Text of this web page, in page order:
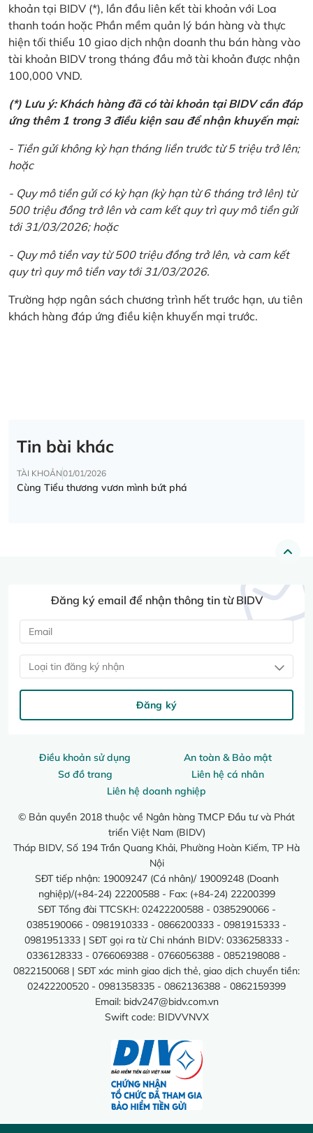
khoản tại BIDV (*), lần đầu liên kết tài khoản với Loa
thanh toán hoặc Phần mềm quản lý bán hàng và thực
hiện tối thiểu 10 giao dịch nhận doanh thu bán hàng vào
tài khoản BIDV trong tháng đầu mở tài khoản được nhận
100,000 VND.
(*) Lưu ý: Khách hàng đã có tài khoản tại BIDV cần đáp
ứng thêm 1 trong 3 điều kiện sau để nhận khuyến mại:
- Tiền gửi không kỳ hạn tháng liền trước từ 5 triệu trở lên;
hoặc
- Quy mô tiền gửi có kỳ hạn (kỳ hạn từ 6 tháng trở lên) từ
500 triệu đồng trở lên và cam kết quy trì quy mô tiền gửi
tới 31/03/2026; hoặc
- Quy mô tiền vay từ 500 triệu đồng trở lên, và cam kết
quy trì quy mô tiền vay tới 31/03/2026.
Trường hợp ngân sách chương trình hết trước hạn, ưu tiên
khách hàng đáp ứng điều kiện khuyến mại trước.
Tin bài khác
TÀI KHOẢN01/01/2026
Cùng Tiểu thương vươn mình bứt phá
Điều khoản sử dụng
An toàn & Bảo mật
Sơ đồ trang
Liên hệ cá nhân
Liên hệ doanh nghiệp
© Bản quyền 2018 thuộc về Ngân hàng TMCP Đầu tư và Phát
triển Việt Nam (BIDV)
Tháp BIDV, Số 194 Trần Quang Khải, Phường Hoàn Kiếm, TP Hà
Nội
SĐT tiếp nhận: 19009247 (Cá nhân)/ 19009248 (Doanh
nghiệp)/(+84-24) 22200588 - Fax: (+84-24) 22200399
SĐT Tổng đài TTCSKH: 02422200588 - 0385290066 -
0385190066 - 0981910333 - 0866200333 - 0981915333 -
0981951333 | SĐT gọi ra từ Chi nhánh BIDV: 0336258333 -
0336128333 - 0766069388 - 0766056388 - 0852198088 -
0822150068 | SĐT xác minh giao dịch thẻ, giao dịch chuyển tiền:
02422200520 - 0981358335 - 0862136388 - 0862159399
Email: bidv247@bidv.com.vn
Swift code: BIDVVNVX
Đăng ký email để nhận thông tin từ BIDV
Loại tin đăng ký nhận
Đăng ký